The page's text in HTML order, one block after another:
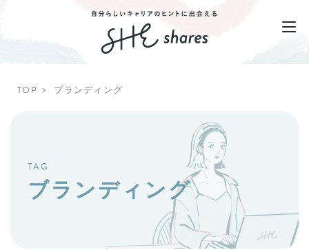
TOP ブランディング
TAG
ブランディング